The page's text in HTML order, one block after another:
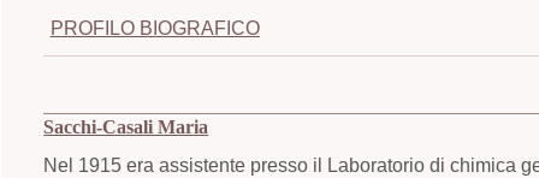
PROFILO BIOGRAFICO
Sacchi-Casali Maria
Nel 1915 era assistente presso il Laboratorio di chimica